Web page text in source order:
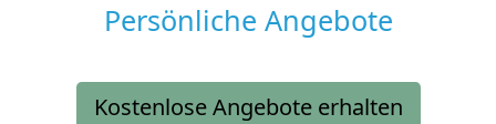
Persönliche Angebote
Kostenlose Angebote erhalten